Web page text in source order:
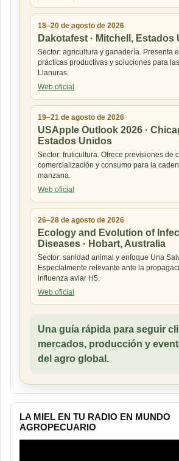
18–20 de agosto de 2026
Dakotafest · Mitchell, Estados
Sector: agricultura y ganadería. Presenta
prácticas productivas y soluciones para
Llanuras.
Web oficial
19–21 de agosto de 2026
USApple Outlook 2026 ·
Estados Unidos
Sector: fruticultura. Ofrece previsiones de
comercialización y consumo para la
manzana.
Web oficial
26–28 de agosto de 2026
Ecology and Evolution of
Diseases · Hobart, Australia
Sector: sanidad animal y enfoque Una
Especialmente relevante ante la
influenza aviar H5.
Web oficial
Una guía rápida para seguir
mercados, producción y
del agro global.
LA MIEL EN TU RADIO EN MUNDO
AGROPECUARIO